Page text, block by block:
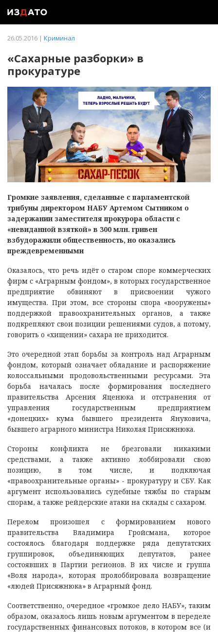
26.05.2016 | Криминал
«Сахарные разборки» в
прокуратуре
Громкие заявления, сделанные с парламентской
трибуны директором НАБУ Артемом Сытником о
задержании заместителя прокурора области с
«невиданной взяткой» в 300 млн. гривен
взбудоражили общественность, но оказались
преждевременными
Оказалось, что речь идёт о старом споре коммерческих
фирм с «Аграрным фондом», в которых государственное
предприятие обвиняют в присвоении чужого
имущества. При этом, все стороны спора «вооружены»
поддержкой правоохранительных органов, а также
подкрепляют свои позиции решениями судов, а потому,
говорить о «хищении» сахара не приходится.
Это очередной этап борьбы за контроль над Аграрным
фондом, который означает обладание и распоряжение
колоссальными продовольственными ресурсами. Эта
борьба началась после формирования последнего
правительства Арсения Яценюка и отстранения от
управления государственным предприятием
«донецких» кума бывшего президента Януковича,
бывшего аграрного министра Николая Присяжнюка.
Стороны конфликта не брезговали никакими
средствами, а также активно лоббировали свою
позицию, в том числе, и подключая
«правоохранительные органы» - прокуратуру и СБУ. Как
аргумент использовались судебные тяжбы по старым
спорам, а также рейдерские атаки на склады с сахаром.
Перелом произошел с формированием нового
правительства Владимира Гройсмана, которое
состоялось благодаря поддержке ряда депутатских
группировок, объединяющих депутатов, ранее
состоявших в Партии регионов. В их числе и группа
«Воля народа», которая пролоббировала возвращение
«людей Присяжнюка» в Аграрный фонд.
Соответственно, очередное «громкое дело НАБУ», таким
образом, оказалось лишь новым аргументом в переделе
государственных финансовых потоков, в котором все (и